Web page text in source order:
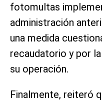
fotomultas
administración
una medida
recaudatorio y por
su operación.
Finalmente, reiteró